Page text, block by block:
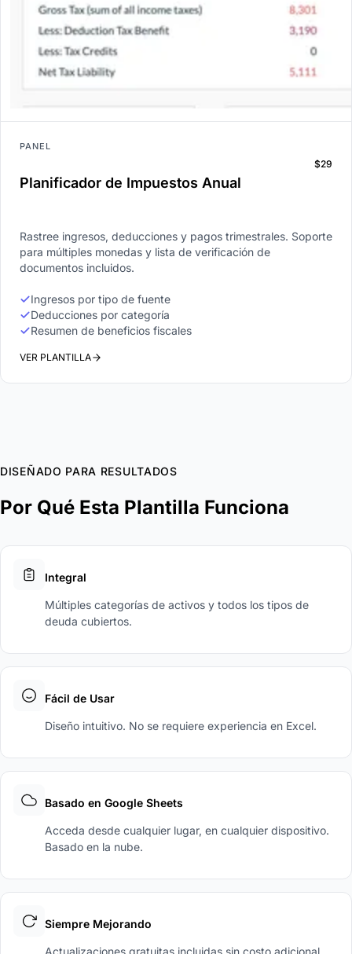
PANEL
Planificador de Impuestos Anual
$29
Rastree ingresos, deducciones y pagos trimestrales. Soporte
para múltiples monedas y lista de verificación de
documentos incluidos.
Ingresos por tipo de fuente
Deducciones por categoría
Resumen de beneficios fiscales
VER PLANTILLA
DISEÑADO PARA RESULTADOS
Por Qué Esta Plantilla Funciona
Integral
Múltiples categorías de activos y todos los tipos de
deuda cubiertos.
Fácil de Usar
Diseño intuitivo. No se requiere experiencia en Excel.
Basado en Google Sheets
Acceda desde cualquier lugar, en cualquier dispositivo.
Basado en la nube.
Siempre Mejorando
Actualizaciones gratuitas incluidas sin costo adicional.